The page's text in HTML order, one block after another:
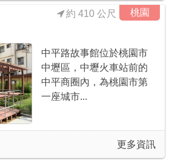
桃園
約 410 公尺
中平路故事館位於桃園市
中壢區，中壢火車站前的
中平商圈內，為桃園市第
一座城市...
更多資訊